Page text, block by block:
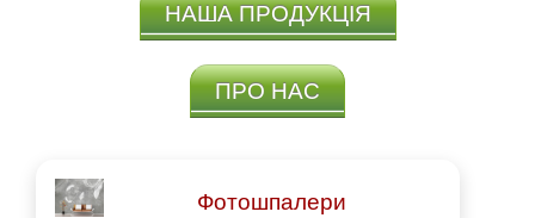
НАША ПРОДУКЦІЯ
ПРО НАС
Фотошпалери